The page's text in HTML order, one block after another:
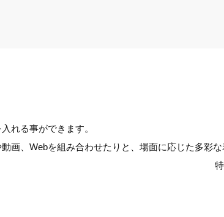
れる事ができます。
画、Webを組み合わせたりと、場面に応じた多彩な